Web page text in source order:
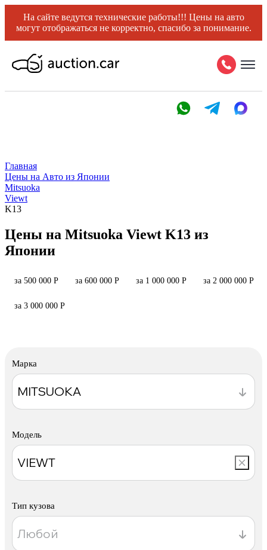
На сайте ведутся технические работы!!! Цены на авто
могут отображаться не корректно, спасибо за понимание.
Главная
Цены на Авто из Японии
Mitsuoka
Viewt
K13
Цены на Mitsuoka Viewt K13 из
Японии
за 500 000 Р за 600 000 Р за 1 000 000 Р за 2 000 000 Р
за 3 000 000 Р
Марка
Модель
Тип кузова